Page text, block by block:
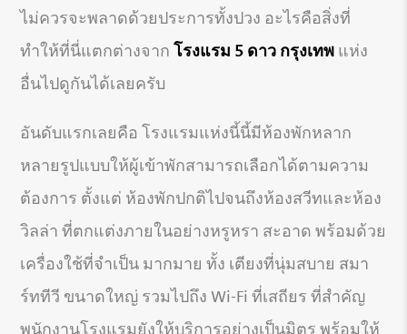
ไม่ควรจะพลาดด้วยประการทั้งปวง อะไรคือสิ่งที่
ทำให้ที่นี่แตกต่างจาก โรงแรม 5 ดาว กรุงเทพ แห่ง
อื่นไปดูกันได้เลยครับ
อันดับแรกเลยคือ โรงแรมแห่งนี้นี้มีห้องพักหลาก
หลายรูปแบบให้ผู้เข้าพักสามารถเลือกได้ตามความ
ต้องการ ตั้งแต่ ห้องพักปกติไปจนถึงห้องสวีทและห้อง
วิลล่า ที่ตกแต่งภายในอย่างหรูหรา สะอาด พร้อมด้วย
เครื่องใช้ที่จำเป็น มากมาย ทั้ง เตียงที่นุ่มสบาย สมา
ร์ททีวี ขนาดใหญ่ รวมไปถึง Wi-Fi ที่เสถียร ที่สำคัญ
พนักงานโรงแรมยังให้บริการอย่างเป็นมิตร พร้อมให้